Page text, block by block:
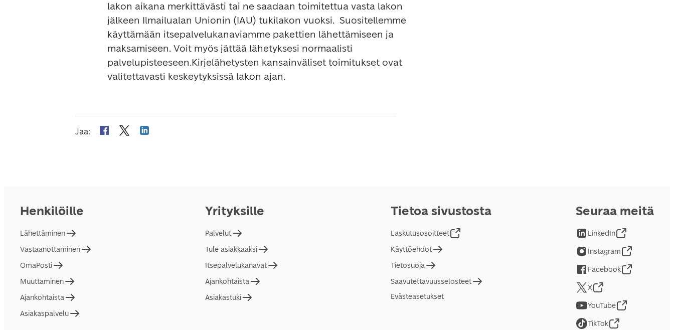
lakon aikana merkittävästi tai ne saadaan toimitettua vasta lakon
jälkeen Ilmailualan Unionin (IAU) tukilakon vuoksi. Suositellemme
käyttämään itsepalvelukanaviamme pakettien lähettämiseen ja
maksamiseen. Voit myös jättää lähetyksesi normaalisti
palvelupisteeseen.Kirjelähetysten kansainväliset toimitukset ovat
valitettavasti keskeytyksissä lakon ajan.
Jaa:
Henkilöille
Lähettäminen
Vastaanottaminen
OmaPosti
Muuttaminen
Ajankohtaista
Asiakaspalvelu
Yrityksille
Palvelut
Tule asiakkaaksi
Itsepalvelukanavat
Ajankohtaista
Asiakastuki
Tietoa sivustosta
Laskutusosoitteet
Käyttöehdot
Tietosuoja
Saavutettavuusselosteet
Evästeasetukset
Seuraa meitä
LinkedIn
Instagram
Facebook
X
YouTube
TikTok